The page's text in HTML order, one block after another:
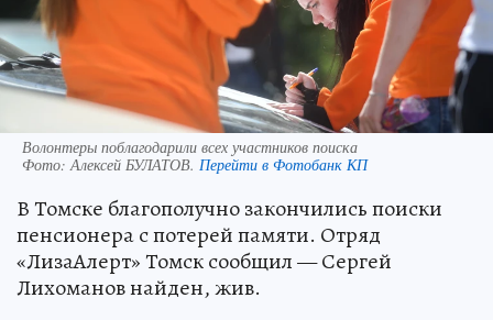
Волонтеры поблагодарили всех участников поиска
Фото:Алексей БУЛАТОВ. Перейти в Фотобанк КП
В Томске благополучно закончились поиски
пенсионера с потерей памяти. Отряд
«ЛизаАлерт» Томск сообщил — Сергей
Лихоманов найден, жив.